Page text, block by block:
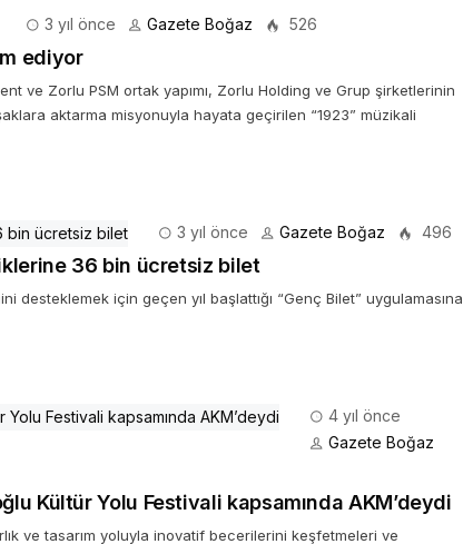
3 yıl önce Gazete Boğaz 526
ediyor
ve Zorlu PSM ortak yapımı, Zorlu Holding ve Grup şirketlerinin
aktarma misyonuyla hayata geçirilen “1923” müzikali
3 yıl önce Gazete Boğaz 496
36 bin ücretsiz bilet
için geçen yıl başlattığı “Genç Bilet” uygulamasına
4 yıl önce
Gazete Boğaz
Kültür Yolu Festivali kapsamında AKM’deydi
ve tasarım yoluyla inovatif becerilerini keşfetmeleri ve